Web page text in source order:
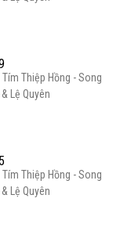
Tím Thiệp Hồng - Song
Lệ Quyên
Tím Thiệp Hồng - Song
Lệ Quyên